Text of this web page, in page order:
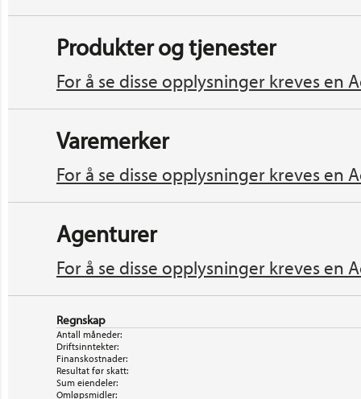
Produkter og tjenester
For å se disse opplysninger kreves en
Varemerker
For å se disse opplysninger kreves en
Agenturer
For å se disse opplysninger kreves en
Regnskap
Antall måneder:
Driftsinntekter:
Finanskostnader:
Resultat før skatt:
Sum eiendeler:
Omløpsmidler: